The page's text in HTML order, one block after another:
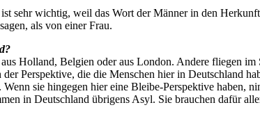
sehr wichtig, weil das Wort der Männer in den
als von einer Frau.
Holland, Belgien oder aus London. Andere fliegen im
Perspektive, die die Menschen hier in Deutschland
sie hingegen hier eine Bleibe-Perspektive haben,
in Deutschland übrigens Asyl. Sie brauchen dafür